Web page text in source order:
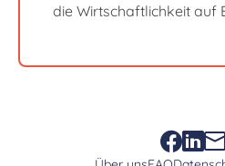
die Wirtschaftlichkeit auf